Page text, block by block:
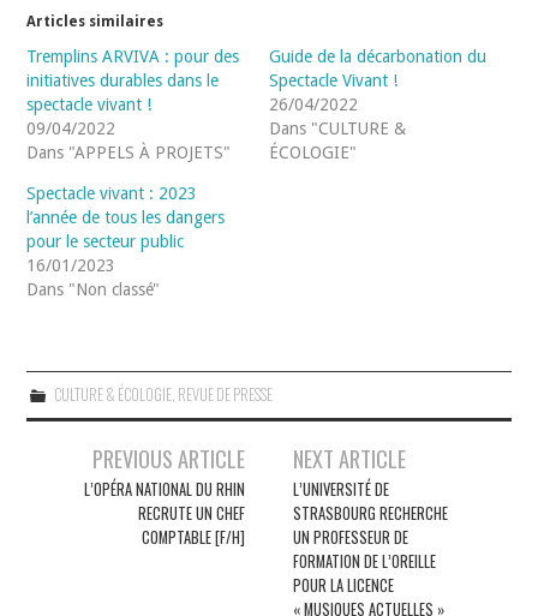
Articles similaires
Tremplins ARVIVA : pour des
initiatives durables dans le
spectacle vivant !
09/04/2022
Dans "APPELS À PROJETS"
Guide de la décarbonation du
Spectacle Vivant !
26/04/2022
Dans "CULTURE &
ÉCOLOGIE"
Spectacle vivant : 2023
l’année de tous les dangers
pour le secteur public
16/01/2023
Dans "Non classé"
CULTURE & ÉCOLOGIE, REVUE DE PRESSE
NavigationPREVIOUS ARTICLE
L’OPÉRA NATIONAL DU RHIN
RECRUTE UN CHEF
COMPTABLE [F/H]
NEXT ARTICLE
L’UNIVERSITÉ DE
STRASBOURG RECHERCHE
UN PROFESSEUR DE
FORMATION DE L’OREILLE
POUR LA LICENCE
« MUSIQUES ACTUELLES »